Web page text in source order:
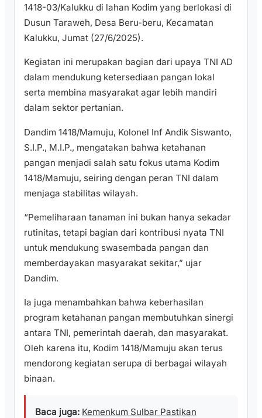
1418-03/Kalukku di lahan Kodim yang berlokasi di
Dusun Taraweh, Desa Beru-beru, Kecamatan
Kalukku, Jumat (27/6/2025).
Kegiatan ini merupakan bagian dari upaya TNI AD
dalam mendukung ketersediaan pangan lokal
serta membina masyarakat agar lebih mandiri
dalam sektor pertanian.
Dandim 1418/Mamuju, Kolonel Inf Andik Siswanto,
S.I.P., M.I.P., mengatakan bahwa ketahanan
pangan menjadi salah satu fokus utama Kodim
1418/Mamuju, seiring dengan peran TNI dalam
menjaga stabilitas wilayah.
“Pemeliharaan tanaman ini bukan hanya sekadar
rutinitas, tetapi bagian dari kontribusi nyata TNI
untuk mendukung swasembada pangan dan
memberdayakan masyarakat sekitar,” ujar
Dandim.
Ia juga menambahkan bahwa keberhasilan
program ketahanan pangan membutuhkan sinergi
antara TNI, pemerintah daerah, dan masyarakat.
Oleh karena itu, Kodim 1418/Mamuju akan terus
mendorong kegiatan serupa di berbagai wilayah
binaan.
Baca juga: Kemenkum Sulbar Pastikan